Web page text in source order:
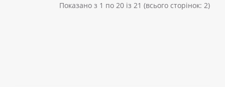
Показано з 1 по 20 із 21 (всього сторінок: 2)